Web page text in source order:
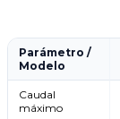
Parámetro /
Modelo
Caudal
máximo